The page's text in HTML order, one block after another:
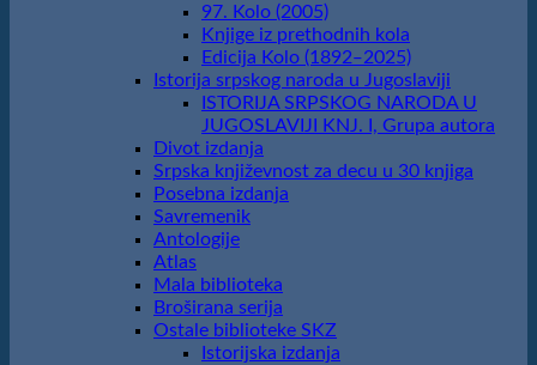
97. Kolo (2005)
Knjige iz prethodnih kola
Edicija Kolo (1892‒2025)
Istorija srpskog naroda u Jugoslaviji
ISTORIJA SRPSKOG NARODA U
JUGOSLAVIJI KNJ. I, Grupa autora
Divot izdanja
Srpska književnost za decu u 30 knjiga
Posebna izdanja
Savremenik
Antologije
Atlas
Mala biblioteka
Broširana serija
Ostale biblioteke SKZ
Istorijska izdanja